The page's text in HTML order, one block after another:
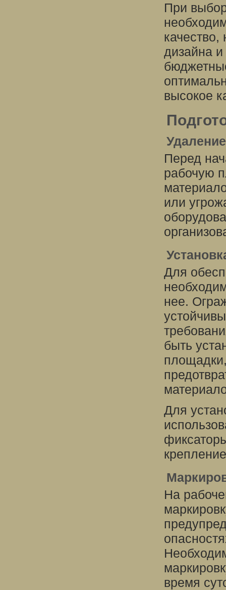
При
качество,
дизайна
высокое
Перед
рабочую
или
Для
нее.
быть
Для
На
время